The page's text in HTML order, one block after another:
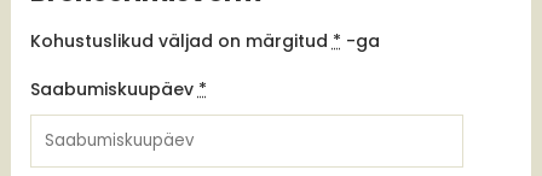
Kohustuslikud väljad on märgitud* -ga
Saabumiskuupäev*